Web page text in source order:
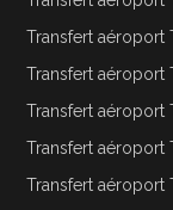
Transfert aéroport
Transfert aéroport
Transfert aéroport
Transfert aéroport
Transfert aéroport